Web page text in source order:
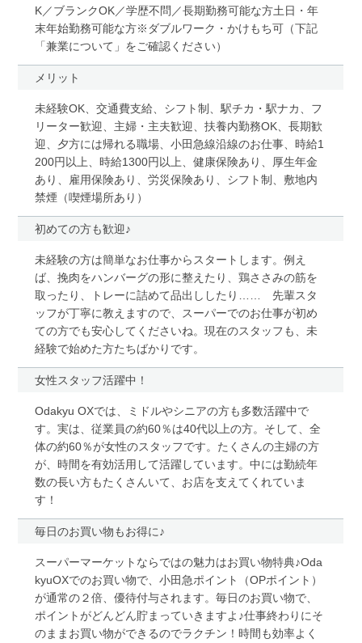
K／ブランクOK／学歴不問／長期勤務可能な方土日・年
末年始勤務可能な方※ダブルワーク・かけもち可（下記
「兼業について」をご確認ください）
メリット
未経験OK、交通費支給、シフト制、駅チカ・駅ナカ、フ
リーター歓迎、主婦・主夫歓迎、扶養内勤務OK、長期歓
迎、夕方には帰れる職場、小田急線沿線のお仕事、時給1
200円以上、時給1300円以上、健康保険あり、厚生年金
あり、雇用保険あり、労災保険あり、シフト制、敷地内
禁煙（喫煙場所あり）
初めての方も歓迎♪
未経験の方は簡単なお仕事からスタートします。例え
ば、挽肉をハンバーグの形に整えたり、鶏ささみの筋を
取ったり、トレーに詰めて品出ししたり…… 先輩スタ
ッフが丁寧に教えますので、スーパーでのお仕事が初め
ての方でも安心してくださいね。現在のスタッフも、未
経験で始めた方たちばかりです。
女性スタッフ活躍中！
Odakyu OXでは、ミドルやシニアの方も多数活躍中で
す。実は、従業員の約60％は40代以上の方。そして、全
体の約60％が女性のスタッフです。たくさんの主婦の方
が、時間を有効活用して活躍しています。中には勤続年
数の長い方もたくさんいて、お店を支えてくれていま
す！
毎日のお買い物もお得に♪
スーパーマーケットならではの魅力はお買い物特典♪Oda
kyuOXでのお買い物で、小田急ポイント（OPポイント）
が通常の２倍、優待付与されます。毎日のお買い物で、
ポイントがどんどん貯まっていきますよ♪仕事終わりにそ
のままお買い物ができるのでラクチン！時間も効率よく